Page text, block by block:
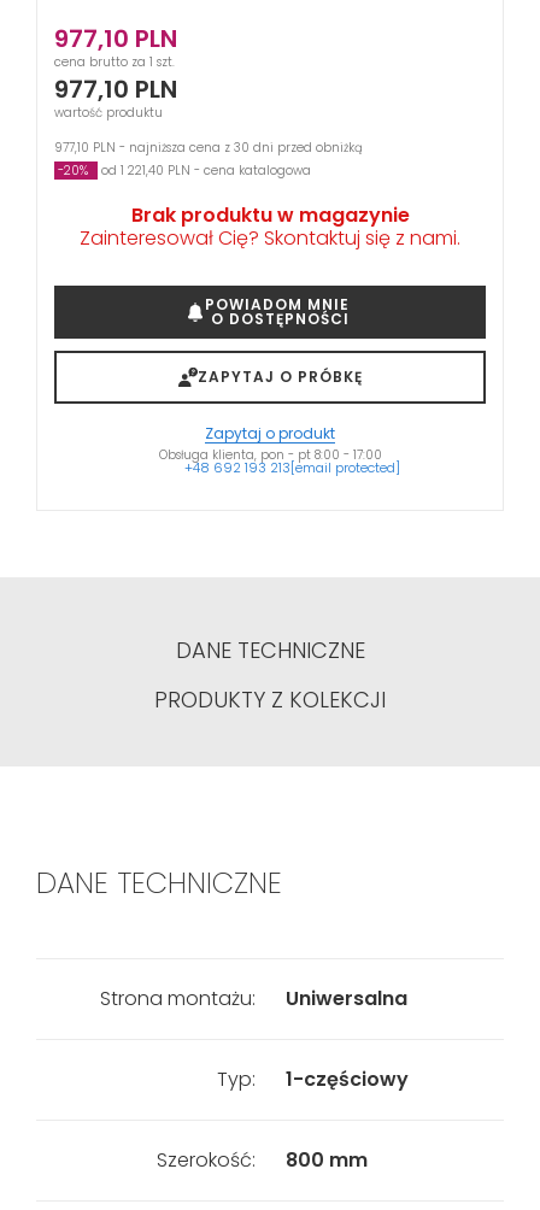
977,10 PLN
cena brutto za 1 szt.
977,10 PLN
wartość produktu
977,10 PLN - najniższa cena z 30 dni przed obniżką
-20%
od 1 221,40 PLN - cena katalogowa
Brak produktu w magazynie
Zainteresował Cię? Skontaktuj się z nami.
POWIADOM MNIE
O DOSTĘPNOŚCI
ZAPYTAJ O PRÓBKĘ
Zapytaj o produkt
Obsługa klienta, pon - pt 8:00 - 17:00
+48 692 193 213[email protected]
DANE TECHNICZNE
PRODUKTY Z KOLEKCJI
DANE TECHNICZNE
Strona montażu: Uniwersalna
Typ: 1-częściowy
Szerokość: 800 mm